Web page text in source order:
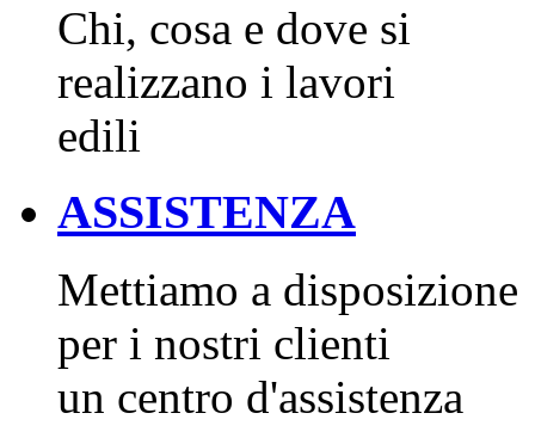
Chi, cosa e dove si
realizzano i lavori
edili
ASSISTENZA
Mettiamo a disposizione
per i nostri clienti
un centro d'assistenza